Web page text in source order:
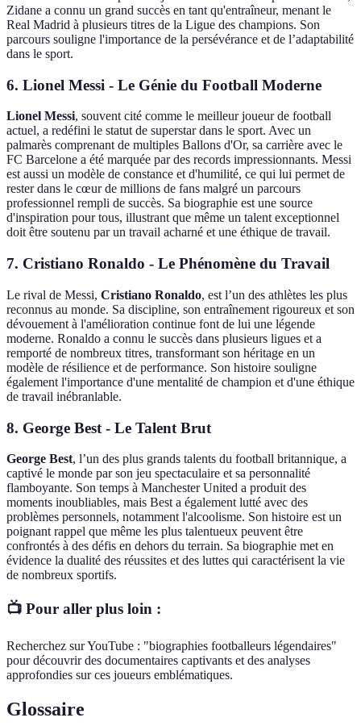
Zidane a connu un grand succès en tant qu'entraîneur, menant le
Real Madrid à plusieurs titres de la Ligue des champions. Son
parcours souligne l'importance de la persévérance et de l’adaptabilité
dans le sport.
6. Lionel Messi - Le Génie du Football Moderne
Lionel Messi, souvent cité comme le meilleur joueur de football
actuel, a redéfini le statut de superstar dans le sport. Avec un
palmarès comprenant de multiples Ballons d'Or, sa carrière avec le
FC Barcelone a été marquée par des records impressionnants. Messi
est aussi un modèle de constance et d'humilité, ce qui lui permet de
rester dans le cœur de millions de fans malgré un parcours
professionnel rempli de succès. Sa biographie est une source
d'inspiration pour tous, illustrant que même un talent exceptionnel
doit être soutenu par un travail acharné et une éthique de travail.
7. Cristiano Ronaldo - Le Phénomène du Travail
Le rival de Messi, Cristiano Ronaldo, est l’un des athlètes les plus
reconnus au monde. Sa discipline, son entraînement rigoureux et son
dévouement à l'amélioration continue font de lui une légende
moderne. Ronaldo a connu le succès dans plusieurs ligues et a
remporté de nombreux titres, transformant son héritage en un
modèle de résilience et de performance. Son histoire souligne
également l'importance d'une mentalité de champion et d'une éthique
de travail inébranlable.
8. George Best - Le Talent Brut
George Best, l’un des plus grands talents du football britannique, a
captivé le monde par son jeu spectaculaire et sa personnalité
flamboyante. Son temps à Manchester United a produit des
moments inoubliables, mais Best a également lutté avec des
problèmes personnels, notamment l'alcoolisme. Son histoire est un
poignant rappel que même les plus talentueux peuvent être
confrontés à des défis en dehors du terrain. Sa biographie met en
évidence la dualité des réussites et des luttes qui caractérisent la vie
de nombreux sportifs.
📺 Pour aller plus loin :
Recherchez sur YouTube : "biographies footballeurs légendaires"
pour découvrir des documentaires captivants et des analyses
approfondies sur ces joueurs emblématiques.
Glossaire